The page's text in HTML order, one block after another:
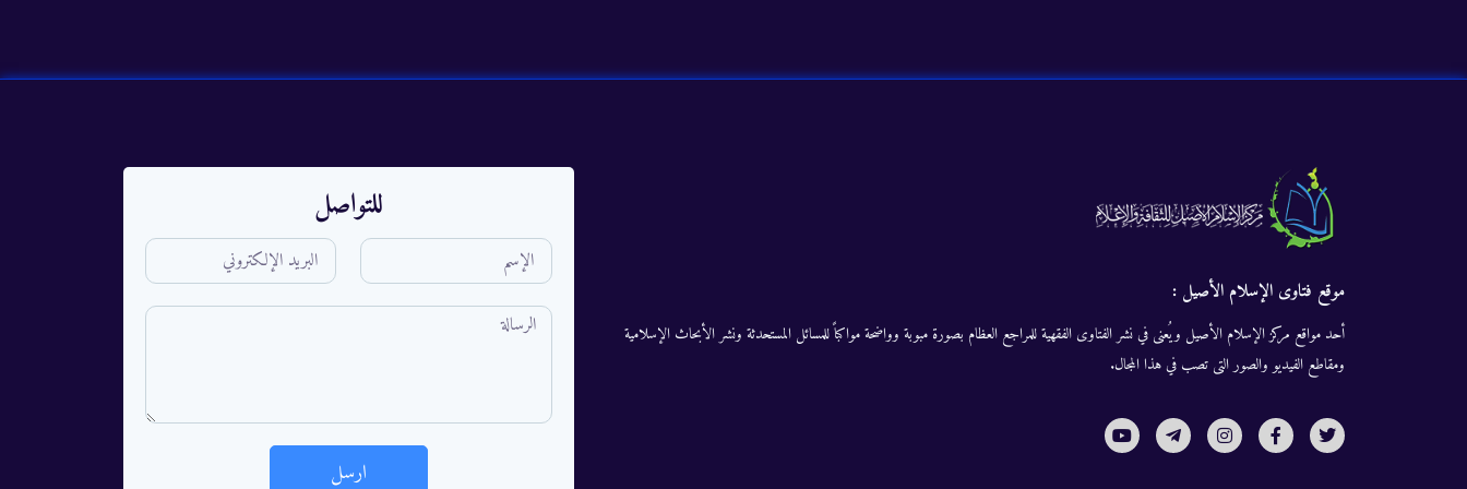
موقع فتاوى الإسلام الأصيل :
أحد مواقع مركز الإسلام الأصيل ويُعنى في نشر الفتاوى الفقهية للمراجع العظام بصورة مبوبة وواضحة مواكباً للمسائل المستحدثة ونشر الأبحاث الإسلامية
ومقاطع الفيديو والصور التى تصب في هذا المجال.
للتواصل
ارسل